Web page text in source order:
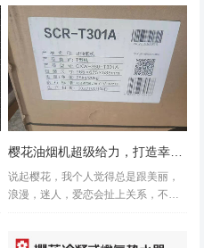
说起樱花，我个人觉得总是跟美丽，
浪漫，迷人，爱恋会扯上关系，不